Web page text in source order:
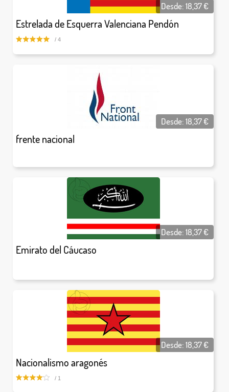
Estrelada de Esquerra Valenciana Pendón
Desde:18,37€
/ 4
frente nacional
Desde:18,37€
Emirato del Cáucaso
Desde:18,37€
Nacionalismo aragonés
Desde:18,37€
/ 1